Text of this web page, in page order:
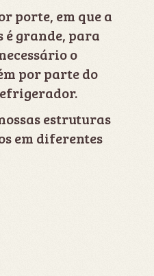
porte, em que a
grande, para
o
por parte do
estruturas
em diferentes